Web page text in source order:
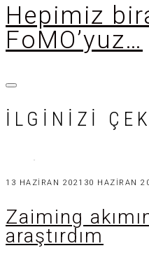
Hepimiz
FoMO’yuz…
İLGINIZI
13 HAZIRAN 2021 30 HAZIRAN
Zaiming
araştırdım